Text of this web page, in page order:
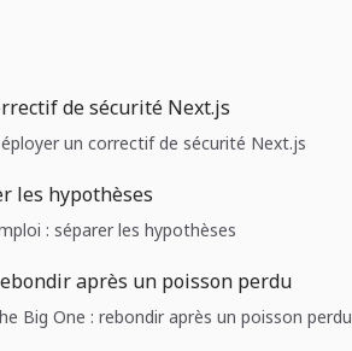
de sécurité Next.js
un correctif de sécurité Next.js
les hypothèses
: séparer les hypothèses
après un poisson perdu
Big One : rebondir après un poisson perdu